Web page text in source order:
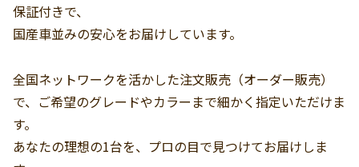
保証付きで、
国産車並みの安心をお届けしています。
全国ネットワークを活かした注文販売（オーダー販売）
で、ご希望のグレードやカラーまで細かく指定いただけま
す。
あなたの理想の1台を、プロの目で見つけてお届けしま